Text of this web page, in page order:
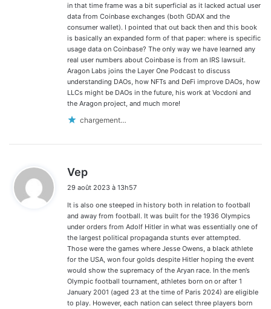
in that time frame was a bit superficial as it lacked actual user
data from Coinbase exchanges (both GDAX and the
consumer wallet). I pointed that out back then and this book
is basically an expanded form of that paper: where is specific
usage data on Coinbase? The only way we have learned any
real user numbers about Coinbase is from an IRS lawsuit.
Aragon Labs joins the Layer One Podcast to discuss
understanding DAOs, how NFTs and DeFi improve DAOs, how
LLCs might be DAOs in the future, his work at Vocdoni and
the Aragon project, and much more!
chargement…
Vep
t
:
29 août 2023 à 13h57
It is also one steeped in history both in relation to football
and away from football. It was built for the 1936 Olympics
under orders from Adolf Hitler in what was essentially one of
the largest political propaganda stunts ever attempted.
Those were the games where Jesse Owens, a black athlete
for the USA, won four golds despite Hitler hoping the event
would show the supremacy of the Aryan race. In the men’s
Olympic football tournament, athletes born on or after 1
January 2001 (aged 23 at the time of Paris 2024) are eligible
to play. However, each nation can select three players born